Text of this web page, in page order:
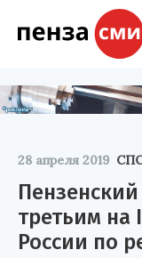
28 апреля 2019
третьим на
России по